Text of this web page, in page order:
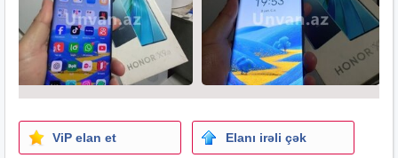
ViP elan et Elanı irəli çək